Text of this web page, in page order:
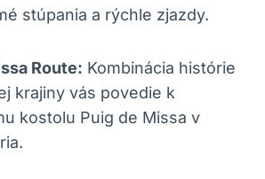
stúpania a rýchle zjazdy.
Route: Kombinácia histórie
krajiny vás povedie k
kostolu Puig de Missa v